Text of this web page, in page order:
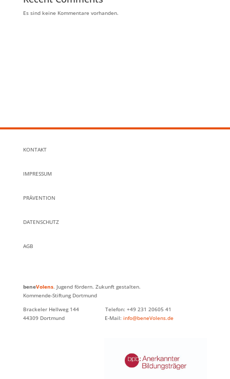
Es sind keine Kommentare vorhanden.
KONTAKT
IMPRESSUM
PRÄVENTION
DATENSCHUTZ
AGB
beneVolens. Jugend fördern. Zukunft gestalten.
Kommende-Stiftung Dortmund
Brackeler Hellweg 144 Telefon: +49 231 20605 41
44309 Dortmund E-Mail: info@beneVolens.de